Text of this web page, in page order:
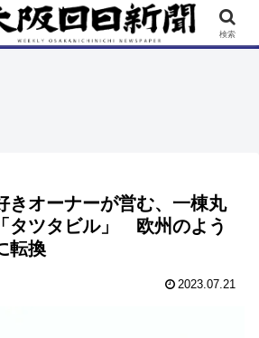
ース 連載 街ネタ イベント
きオーナーが営む、一棟丸
タツタビル」 欧州のよう
転換
2023.07.21
検索